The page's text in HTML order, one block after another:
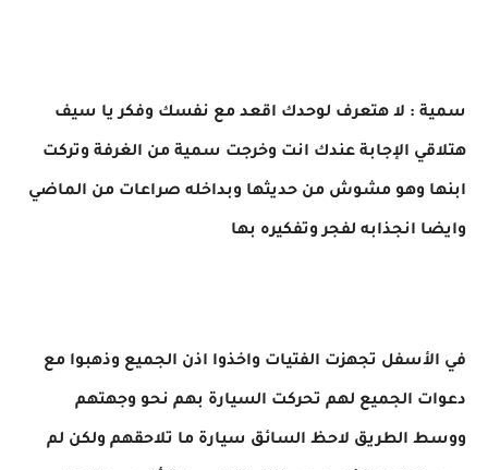
سمية : لا هتعرف لوحدك اقعد مع نفسك وفكر يا سيف
هتلاقي الإجابة عندك انت وخرجت سمية من الغرفة وتركت
ابنها وهو مشوش من حديثها وبداخله صراعات من الماضي
وايضا انجذابه لفجر وتفكيره بها
في الأسفل تجهزت الفتيات واخذوا اذن الجميع وذهبوا مع
دعوات الجميع لهم تحركت السيارة بهم نحو وجهتهم
ووسط الطريق لاحظ السائق سيارة ما تلاحقهم ولكن لم